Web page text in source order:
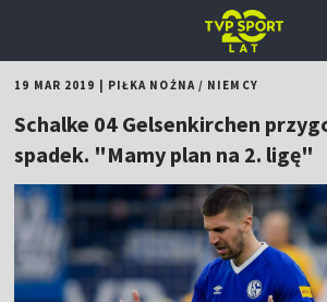
19 MAR 2019 PIŁKA NOŻNA/ NIEMCY
Schalke 04 Gelsenkirchen
spadek. "Mamy plan na 2. ligę"